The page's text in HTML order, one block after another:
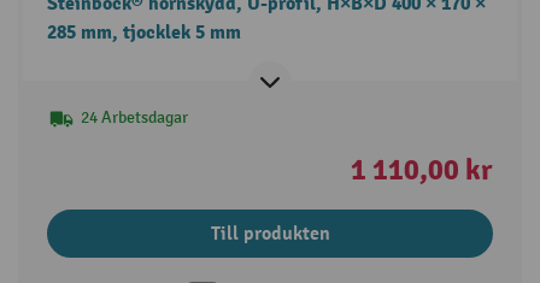
285 mm, tjocklek 5 mm
24 Arbetsdagar
1 110,00 kr
Till produkten